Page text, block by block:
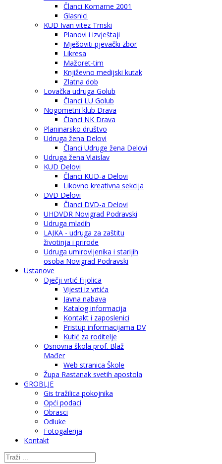
Članci Komarne 2001
Glasnici
KUD Ivan vitez Trnski
Planovi i izvještaji
Mješoviti pjevački zbor
Likresa
Mažoret-tim
Književno medijski kutak
Zlatna dob
Lovačka udruga Golub
Članci LU Golub
Nogometni klub Drava
Članci NK Drava
Planinarsko društvo
Udruga žena Delovi
Članci Udruge žena Delovi
Udruga žena Vlaislav
KUD Delovi
Članci KUD-a Delovi
Likovno kreativna sekcija
DVD Delovi
Članci DVD-a Delovi
UHDVDR Novigrad Podravski
Udruga mladih
LAJKA - udruga za zaštitu
životinja i prirode
Udruga umirovljenika i starijih
osoba Novigrad Podravski
Ustanove
Dječji vrtić Fijolica
Vijesti iz vrtića
Javna nabava
Katalog informacija
Kontakt i zaposlenici
Pristup informacijama DV
Kutić za roditelje
Osnovna škola prof. Blaž
Mađer
Web stranica Škole
Župa Rastanak svetih apostola
GROBLJE
Gis tražilica pokojnika
Opći podaci
Obrasci
Odluke
Fotogalerija
Kontakt